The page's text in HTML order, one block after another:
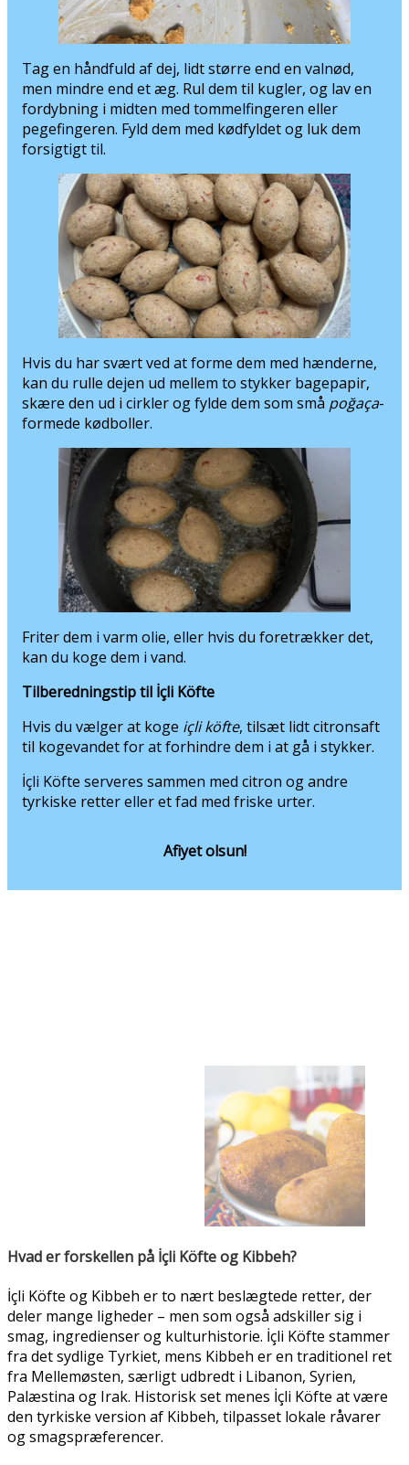
Hvis du har svært ved at forme dem med hænderne,
kan du rulle dejen ud mellem to stykker bagepapir,
skære den ud i cirkler og fylde dem som småpoğaça
formede kødboller.
Friter dem i varm olie, eller hvis du foretrækker det,
kan du koge dem i vand.
Tilberedningstip til İçli Köfte
Hvis du vælger at kogeiçli köfte, tilsæt lidt citronsaft
til kogevandet for at forhindre dem i at gå i stykker.
tyrkiske retter eller et fad med friske urter.
Afiyet olsun!
Hvad er forskellen på İçli Köfte og Kibbeh?
İçli Köfte og Kibbeh er to nært beslægtede retter, der
deler mange ligheder – men som også adskiller sig i
smag, ingredienser og kulturhistorie. İçli Köfte stammer
fra det sydlige Tyrkiet, mens Kibbeh er en traditionel ret
fra Mellemøsten, særligt udbredt i Libanon, Syrien,
den tyrkiske version af Kibbeh, tilpasset lokale råvarer
En af de mest markante forskelle ligger i selve skallen. I
İçli Köfte laves skallen typisk af fin bulgur, semulje og æg,
hvilket giver en kompakt og sej konsistens. Kibbeh-
skallen derimod består ofte af meget fin bulgur blandet
med råt hakket kød og krydderier, hvilket giver en lettere
og ofte tyndere skal – især i de libanesiske versioner.
Fyldet i İçli Köfte består traditionelt af stegt hakket okse-